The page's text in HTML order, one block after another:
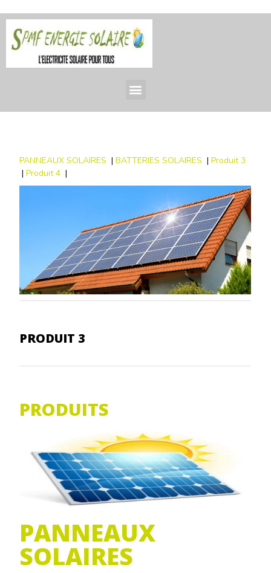
PANNEAUX SOLAIRES |BATTERIES SOLAIRES |Produit 3
|Produit 4 |
PRODUIT 3
PRODUITS
PANNEAUX
SOLAIRES